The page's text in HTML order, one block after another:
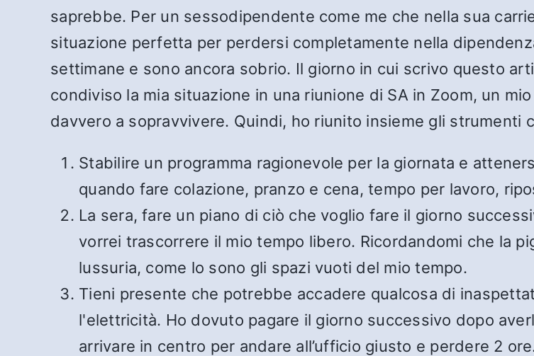
saprebbe. Per un sessodipendente come me che nella sua
situazione perfetta per perdersi completamente nella
settimane e sono ancora sobrio. Il giorno in cui scrivo questo
condiviso la mia situazione in una riunione di SA in Zoom, un
davvero a sopravvivere. Quindi, ho riunito insieme gli strumenti
Stabilire un programma ragionevole per la giornata e
quando fare colazione, pranzo e cena, tempo per lavoro,
La sera, fare un piano di ciò che voglio fare il giorno
vorrei trascorrere il mio tempo libero. Ricordandomi che la
lussuria, come lo sono gli spazi vuoti del mio tempo.
Tieni presente che potrebbe accadere qualcosa di
l'elettricità. Ho dovuto pagare il giorno successivo dopo
arrivare in centro per andare all’ufficio giusto e perdere 2